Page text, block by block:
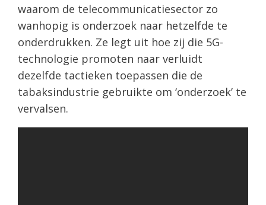
waarom de telecommunicatiesector zo
wanhopig is onderzoek naar hetzelfde te
onderdrukken. Ze legt uit hoe zij die 5G-
technologie promoten naar verluidt
dezelfde tactieken toepassen die de
tabaksindustrie gebruikte om ‘onderzoek’ te
vervalsen.